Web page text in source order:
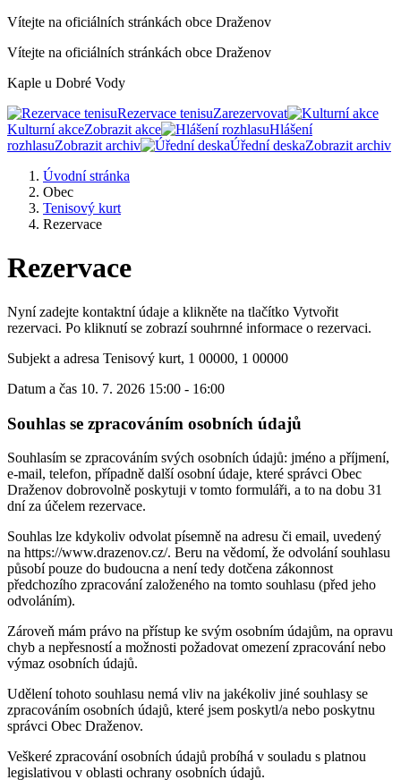
Vítejte na oficiálních stránkách obce Draženov
Vítejte na oficiálních stránkách obce Draženov
Kaple u Dobré Vody
Rezervace tenisuZarezervovat
Kulturní akceZobrazit akce
Hlášení
rozhlasuZobrazit archiv Úřední deskaZobrazit archiv
Úvodní stránka
Obec
Tenisový kurt
Rezervace
Rezervace
Nyní zadejte kontaktní údaje a klikněte na tlačítko Vytvořit
rezervaci. Po kliknutí se zobrazí souhrnné informace o rezervaci.
Subjekt a adresa Tenisový kurt, 1 00000, 1 00000
Datum a čas 10. 7. 2026 15:00 - 16:00
Souhlas se zpracováním osobních údajů
Souhlasím se zpracováním svých osobních údajů: jméno a příjmení,
e-mail, telefon, případně další osobní údaje, které správci Obec
Draženov dobrovolně poskytuji v tomto formuláři, a to na dobu 31
dní za účelem rezervace.
Souhlas lze kdykoliv odvolat písemně na adresu či email, uvedený
na https://www.drazenov.cz/. Beru na vědomí, že odvolání souhlasu
působí pouze do budoucna a není tedy dotčena zákonnost
předchozího zpracování založeného na tomto souhlasu (před jeho
odvoláním).
Zároveň mám právo na přístup ke svým osobním údajům, na opravu
chyb a nepřesností a možnosti požadovat omezení zpracování nebo
výmaz osobních údajů.
Udělení tohoto souhlasu nemá vliv na jakékoliv jiné souhlasy se
zpracováním osobních údajů, které jsem poskytl/a nebo poskytnu
správci Obec Draženov.
Veškeré zpracování osobních údajů probíhá v souladu s platnou
legislativou v oblasti ochrany osobních údajů.